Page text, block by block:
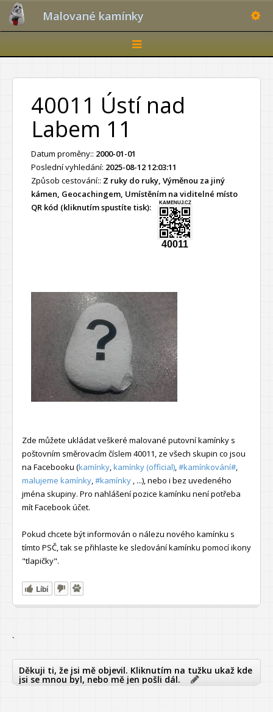
Malované kamínky
Toggle
navigation
40011 Ústí nad
Labem 11
Datum proměny:: 2000-01-01
Poslední vyhledání: 2025-08-12 12:03:11
Způsob cestování:: Z ruky do ruky, Výměnou za jiný
kámen, Geocachingem, Umístěním na viditelné místo
QR kód (kliknutím spustíte tisk):
KAMENUJ.CZ
40011
Zde můžete ukládat veškeré malované putovní kamínky s
poštovním směrovacím číslem 40011, ze všech skupin co jsou
na Facebooku (kamínky kamínky (official) #kamínkování#
malujeme kamínky #kamínky , ...), nebo i bez uvedeného
jména skupiny. Pro nahlášení pozice kamínku není potřeba
mít Facebook účet.
Pokud chcete být informován o nálezu nového kamínku s
tímto PSČ, tak se přihlaste ke sledování kamínku pomocí ikony
"tlapičky".
Líbí
`
Děkuji ti, že jsi mě objevil. Kliknutím na tužku ukaž kde
jsi se mnou byl, nebo mě jen pošli dál.